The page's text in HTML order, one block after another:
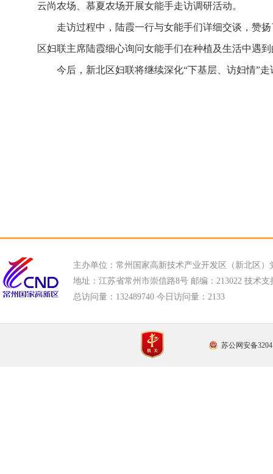
云尚农场、慕夏农场开展女能手走访调研活动。
走访过程中，陆霞一行与女能手们详细交谈，赞
区妇联主席陆霞细心询问女能手们在种植及生活中遇
今后，新北区妇联将继续深化“下基层、访妇情”
主办单位：常州国家高新技术产业开发区（新北区）
地址：江苏省常州市崇信路8号 邮编：213022 技术支
总访问量： 132489740 今日访问量： 2133
苏公网安备